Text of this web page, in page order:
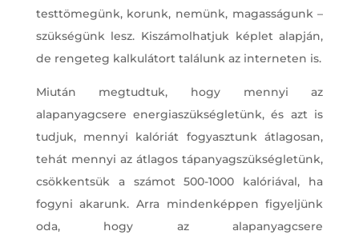
testtömegünk, korunk, nemünk, magasságunk –
szükségünk lesz. Kiszámolhatjuk képlet alapján,
de rengeteg kalkulátort találunk az interneten is.
Miután megtudtuk, hogy mennyi az
alapanyagcsere energiaszükségletünk, és azt is
tudjuk, mennyi kalóriát fogyasztunk átlagosan,
tehát mennyi az átlagos tápanyagszükségletünk,
csökkentsük a számot 500-1000 kalóriával, ha
fogyni akarunk. Arra mindenképpen figyeljünk
oda, hogy az alapanyagcsere